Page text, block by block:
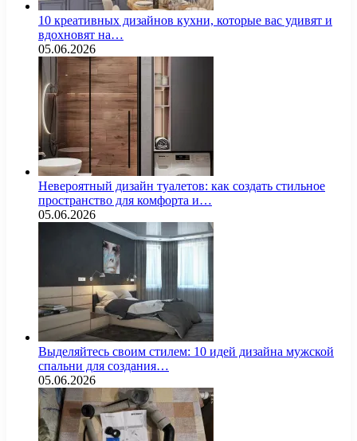
10 креативных дизайнов кухни, которые вас удивят и
вдохновят на…
05.06.2026
Невероятный дизайн туалетов: как создать стильное
пространство для комфорта и…
05.06.2026
Выделяйтесь своим стилем: 10 идей дизайна мужской
спальни для создания…
05.06.2026